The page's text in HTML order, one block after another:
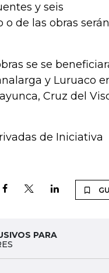
y seis
de las obras serán
se se
y Luruaco
Cruz del
de Iniciativa
PARA